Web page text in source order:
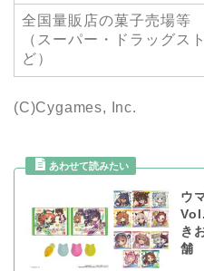
全国量販店の菓子売場等
（スーパー・ドラッグス
ど）
(C)Cygames, Inc.
ウ
き
舗